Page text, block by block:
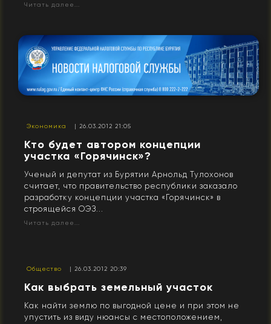
Читать далее...
Экономика | 26.03.2012 21:05
Кто будет автором концепции
участка «Горячинск»?
Ученый и депутат из Бурятии Арнольд Тулохонов
считает, что правительство республики заказало
разработку концепции участка «Горячинск» в
строящейся ОЭЗ...
Читать далее...
Общество | 26.03.2012 20:39
Как выбрать земельный участок
Как найти землю по выгодной цене и при этом не
упустить из виду нюансы с местоположением,